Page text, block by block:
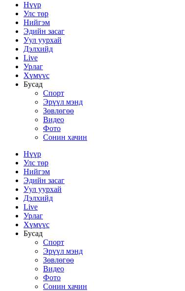
Нүүр
Улс төр
Нийгэм
Эдийн засаг
Уул уурхай
Дэлхийд
Live
Урлаг
Хүмүүс
Бусад
Спорт
Эрүүл мэнд
Зөвлөгөө
Видео
Фото
Сонин хачин
Нүүр
Улс төр
Нийгэм
Эдийн засаг
Уул уурхай
Дэлхийд
Live
Урлаг
Хүмүүс
Бусад
Спорт
Эрүүл мэнд
Зөвлөгөө
Видео
Фото
Сонин хачин